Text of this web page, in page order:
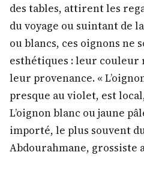
des tables, attirent les
du voyage ou suintant de
ou blancs, ces oignons ne
esthétiques : leur couleur
leur provenance. «
presque au violet, est
L’oignon blanc ou jaune
importé, le plus souvent
Abdourahmane, grossiste